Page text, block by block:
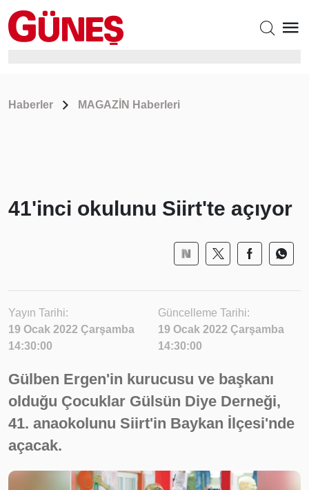
Haberler MAGAZİN Haberleri
41'inci okulunu Siirt'te açıyor
Yayın Tarihi:
19 Ocak 2022 Çarşamba
14:30:00
Güncelleme Tarihi:
19 Ocak 2022 Çarşamba
14:30:00
Gülben Ergen'in kurucusu ve başkanı
olduğu Çocuklar Gülsün Diye Derneği,
41. anaokolunu Siirt'in Baykan İlçesi'nde
açacak.